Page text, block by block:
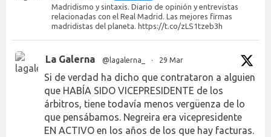
Madridismo y sintaxis. Diario de opinión y entrevistas
relacionadas con el Real Madrid. Las mejores firmas
madridistas del planeta. https://t.co/zLS1tzeb3h
La Galerna @lagalerna_ · 29 Mar
Si de verdad ha dicho que contrataron a alguien
que HABÍA SIDO VICEPRESIDENTE de los
árbitros, tiene todavía menos vergüenza de lo
que pensábamos. Negreira era vicepresidente
EN ACTIVO en los años de los que hay facturas.